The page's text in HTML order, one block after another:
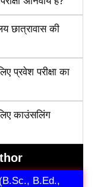
छात्रावास की
परीक्षा का
काउंसलिंग
B.Ed.,